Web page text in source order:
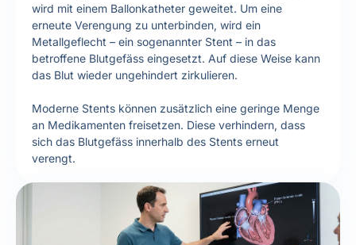
wird mit einem Ballonkatheter geweitet. Um eine
erneute Verengung zu unterbinden, wird ein
Metallgeflecht – ein sogenannter Stent – in das
betroffene Blutgefäss eingesetzt. Auf diese Weise kann
das Blut wieder ungehindert zirkulieren.
Moderne Stents können zusätzlich eine geringe Menge
an Medikamenten freisetzen. Diese verhindern, dass
sich das Blutgefäss innerhalb des Stents erneut
verengt.